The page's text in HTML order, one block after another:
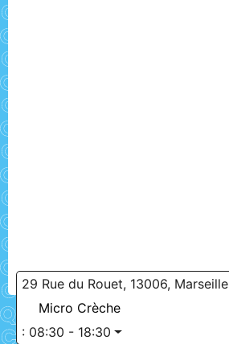
29 Rue du Rouet, 13006, Marseille
Micro Crèche
: 08:30 - 18:30